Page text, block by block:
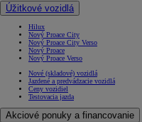
Úžitkové vozidlá
Hilux
Nový Proace City
Nový Proace City Verso
Nový Proace
Nový Proace Verso
Nové (skladové) vozidlá
Jazdené a predvádzacie vozidlá
Ceny vozidiel
Testovacia jazda
Akciové ponuky a financovanie